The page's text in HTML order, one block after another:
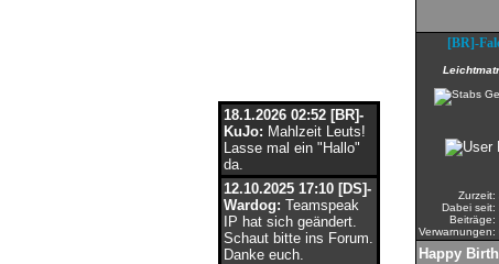
18.1.2026 02:52 [BR]-
KuJo: Mahlzeit Leuts!
Lasse mal ein "Hallo"
da.
12.10.2025 17:10 [DS]-
Wardog: Teamspeak
IP hat sich geändert.
Schaut bitte ins Forum.
Danke euch.
[BR]-
Zurzeit:
Dabei seit:
Beiträge:
Verwarnungen:
Happy